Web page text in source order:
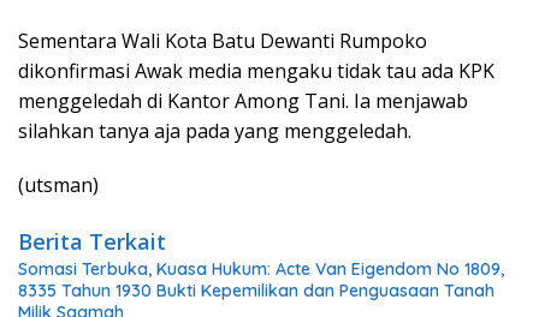
Sementara Wali Kota Batu Dewanti Rumpoko
dikonfirmasi Awak media mengaku tidak tau ada KPK
menggeledah di Kantor Among Tani. Ia menjawab
silahkan tanya aja pada yang menggeledah.
(utsman)
Berita Terkait
Somasi Terbuka, Kuasa Hukum: Acte Van Eigendom No 1809,
8335 Tahun 1930 Bukti Kepemilikan dan Penguasaan Tanah
Milik Saamah